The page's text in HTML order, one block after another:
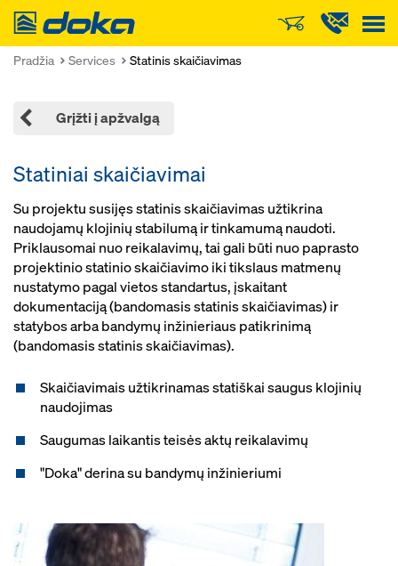
Doka
Pradžia Services Statinis skaičiavimas
Grįžti į apžvalgą
Statiniai skaičiavimai
Su projektu susijęs statinis skaičiavimas užtikrina
naudojamų klojinių stabilumą ir tinkamumą naudoti.
Priklausomai nuo reikalavimų, tai gali būti nuo paprasto
projektinio statinio skaičiavimo iki tikslaus matmenų
nustatymo pagal vietos standartus, įskaitant
dokumentaciją (bandomasis statinis skaičiavimas) ir
statybos arba bandymų inžinieriaus patikrinimą
(bandomasis statinis skaičiavimas).
Skaičiavimais užtikrinamas statiškai saugus klojinių
naudojimas
Saugumas laikantis teisės aktų reikalavimų
"Doka" derina su bandymų inžinieriumi